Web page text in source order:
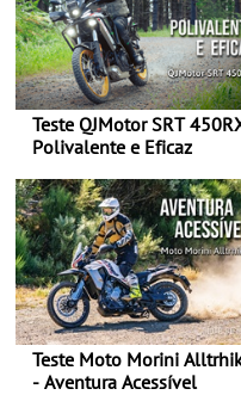
Teste QJMotor SRT
Polivalente e Eficaz
Teste Moto Morini
- Aventura Acessível